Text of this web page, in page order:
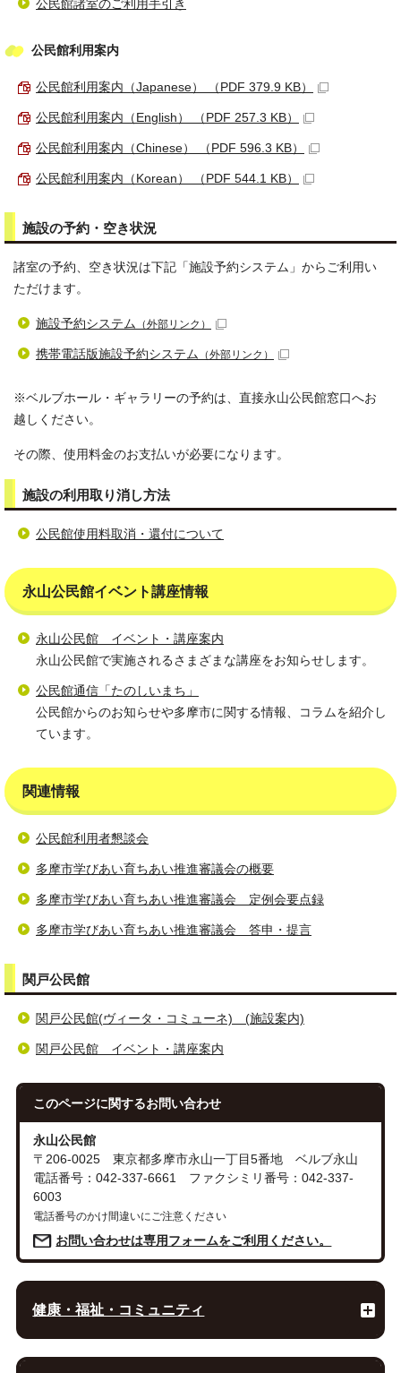
公民館諸室のご利用手引き
公民館利用案内
公民館利用案内（Japanese） （PDF 379.9 KB）
公民館利用案内（English） （PDF 257.3 KB）
公民館利用案内（Chinese） （PDF 596.3 KB）
公民館利用案内（Korean） （PDF 544.1 KB）
施設の予約・空き状況
諸室の予約、空き状況は下記「施設予約システム」からご利用い
ただけます。
施設予約システム （外部リンク）
携帯電話版施設予約システム （外部リンク）
※ベルブホール・ギャラリーの予約は、直接永山公民館窓口へお
越しください。
その際、使用料金のお支払いが必要になります。
施設の利用取り消し方法
公民館使用料取消・還付について
永山公民館イベント講座情報
永山公民館 イベント・講座案内
永山公民館で実施されるさまざまな講座をお知らせします。
公民館通信「たのしいまち」
公民館からのお知らせや多摩市に関する情報、コラムを紹介し
ています。
関連情報
公民館利用者懇談会
多摩市学びあい育ちあい推進審議会の概要
多摩市学びあい育ちあい推進審議会 定例会要点録
多摩市学びあい育ちあい推進審議会 答申・提言
関戸公民館
関戸公民館(ヴィータ・コミューネ) (施設案内)
関戸公民館 イベント・講座案内
このページに関するお問い合わせ
永山公民館
〒206-0025 東京都多摩市永山一丁目5番地 ベルブ永山
電話番号：042-337-6661 ファクシミリ番号：042-337-
6003
電話番号のかけ間違いにご注意ください
お問い合わせは専用フォームをご利用ください。
健康・福祉・コミュニティ